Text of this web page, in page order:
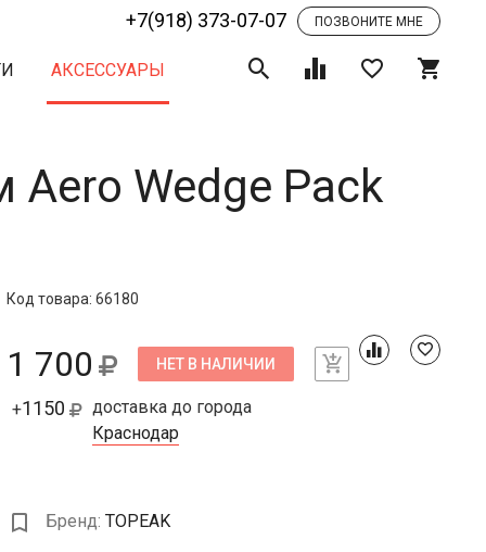
+7(918) 373-07-07 ПОЗВОНИТЕ МНЕ
АКСЕССУАРЫ
Aero Wedge Pack
Код товара: 66180
1 700 НЕТ В НАЛИЧИИ
+1150
доставка до города
Краснодар
Бренд: TOPEAK